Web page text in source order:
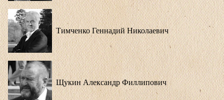
Тимченко Геннадий Николаевич
Щукин Александр Филлипович